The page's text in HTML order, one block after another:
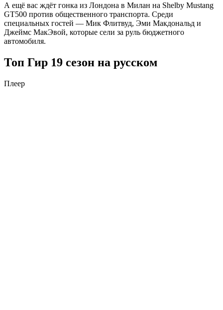
А ещё вас ждёт гонка из Лондона в Милан на Shelby Mustang
GT500 против общественного транспорта. Среди
специальных гостей — Мик Флитвуд, Эми Макдональд и
Джеймс МакЭвой, которые сели за руль бюджетного
автомобиля.
Топ Гир 19 сезон на русском
Плеер